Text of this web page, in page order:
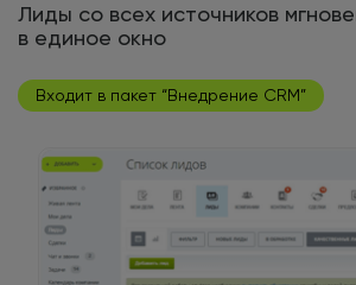
Лиды со всех источников
в единое окно
Входит в пакет “Внедрение CRM”